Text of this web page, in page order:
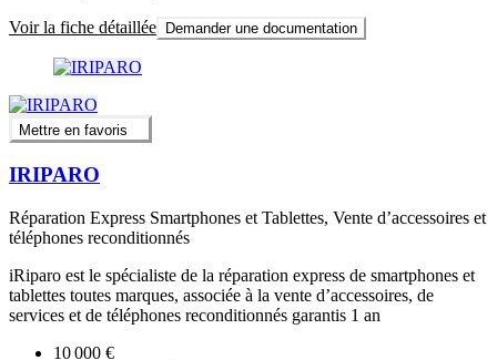
Voir la fiche détaillée Demander une documentation
Mettre en favoris
IRIPARO
Réparation Express Smartphones et Tablettes, Vente d’accessoires et
téléphones reconditionnés
iRiparo est le spécialiste de la réparation express de smartphones et
tablettes toutes marques, associée à la vente d’accessoires, de
services et de téléphones reconditionnés garantis 1 an
10 000 €